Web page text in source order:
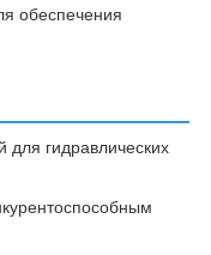
обеспечения
гидравлических